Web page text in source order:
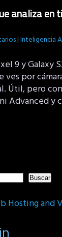
analiza
|Inteligencia
9 y Galaxy
por
Útil, pero
Advanced y
Buscar